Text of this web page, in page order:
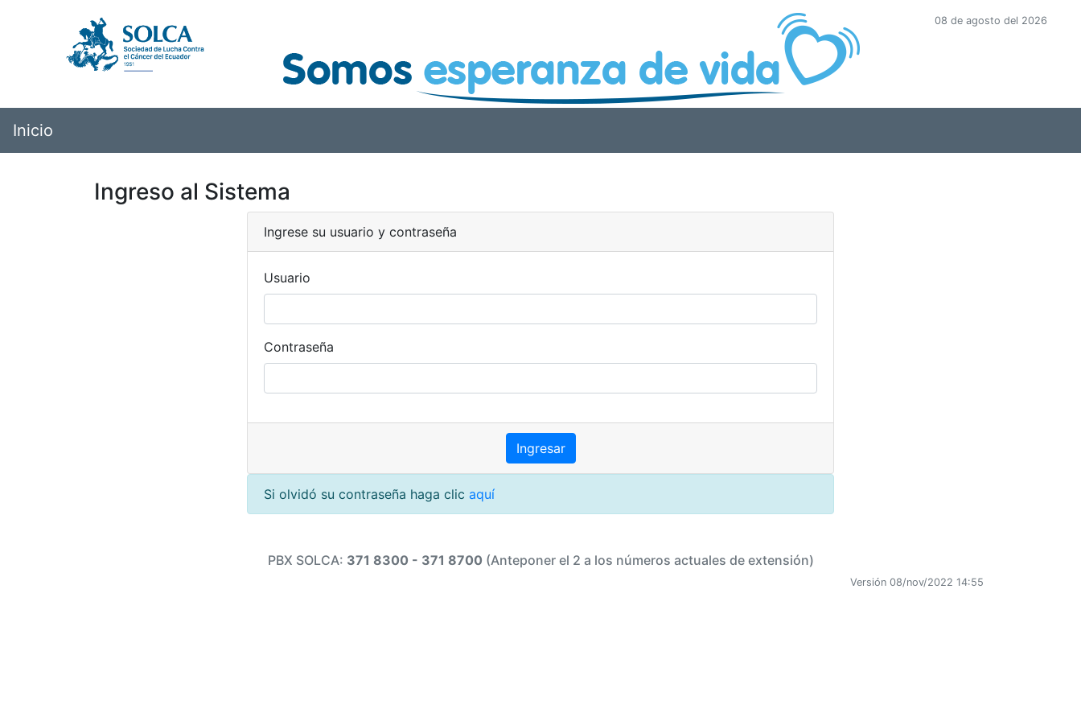
08 de agosto del 2026
Inicio
Ingreso al Sistema
Ingrese su usuario y contraseña
Usuario
Contraseña
Si olvidó su contraseña haga clic aquí
PBX SOLCA: 371 8300 - 371 8700 (Anteponer el 2 a los números actuales de extensión)
Versión 08/nov/2022 14:55